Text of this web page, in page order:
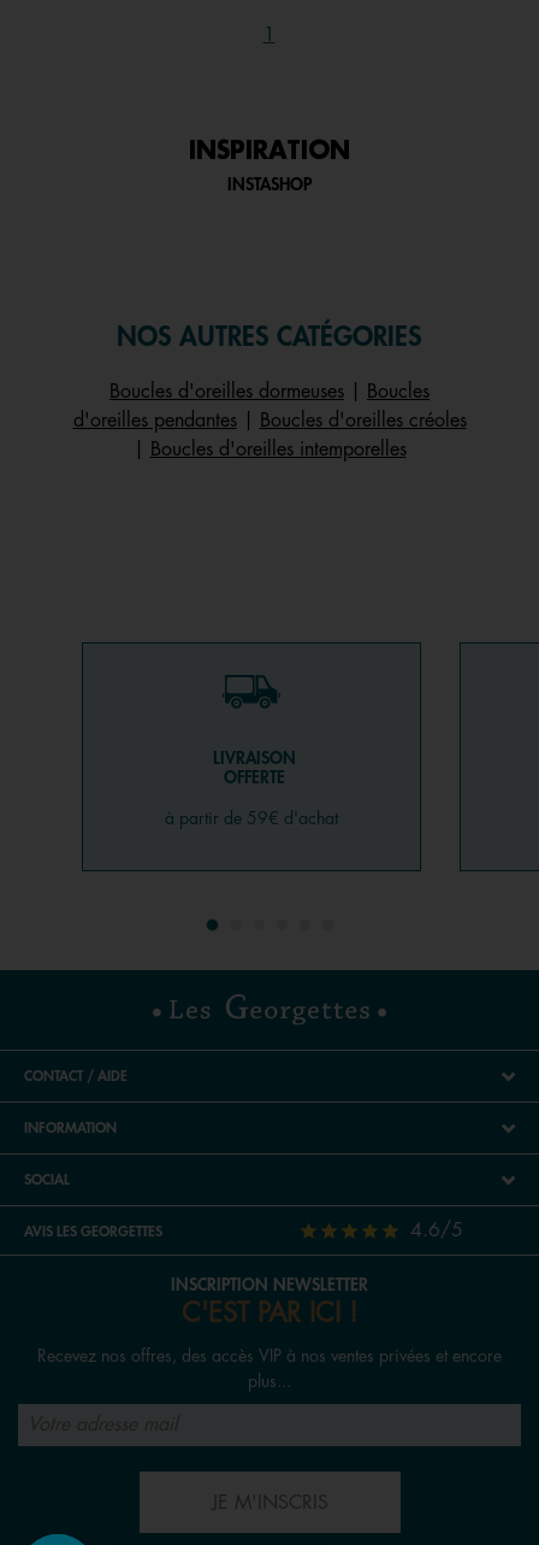
INSPIRATION
INSTASHOP
NOS AUTRES CATÉGORIES
Boucles d'oreilles dormeuses
Boucles
d'oreilles pendantes|
Boucles d'oreilles créoles
Boucles d'oreilles intemporelles
LIVRAISON
OFFERTE
à partir de 59€ d'achat
CONTACT / AIDE
INFORMATION
SOCIAL
AVIS LES GEORGETTES 4.6/5
INSCRIPTION NEWSLETTER
C'EST PAR ICI !
Recevez nos offres, des accès VIP à nos ventes privées et encore
plus...
JE M'INSCRIS